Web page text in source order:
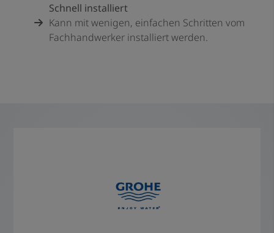
Schnell installiert
Kann mit wenigen, einfachen Schritten vom
Fachhandwerker installiert werden.